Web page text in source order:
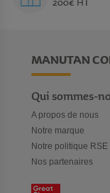
s’agit
200€ HT
MANUTAN
Qui sommes-
A propos de nous
Notre marque
Notre politique RSE
Nos partenaires